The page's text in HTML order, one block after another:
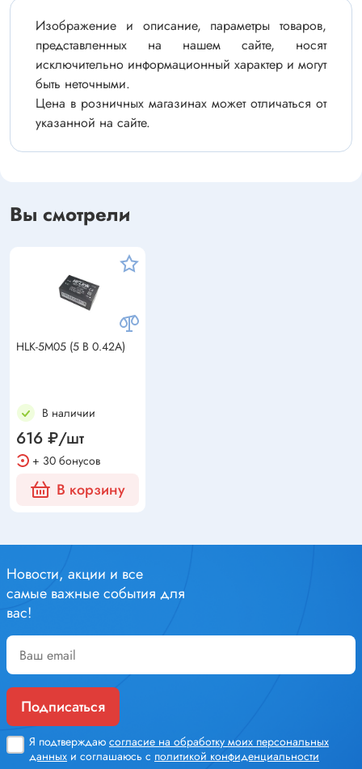
Изображение и описание, параметры товаров,
представленных на нашем сайте, носят
исключительно информационный характер и могут
быть неточными.
Цена в розничных магазинах может отличаться от
указанной на сайте.
Вы смотрели
HLK-5M05 (5 В 0.42А)
В наличии
616 ₽/шт
+ 30 бонусов
В корзину
Новости, акции и все
самые важные события для
вас!
Подписаться
Я подтверждаю согласие на обработку моих персональных
данных и соглашаюсь с политикой конфиденциальности